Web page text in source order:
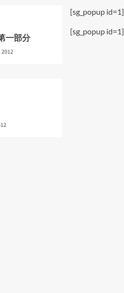
一部分
[sg_popup id=1]
[sg_popup id=1]